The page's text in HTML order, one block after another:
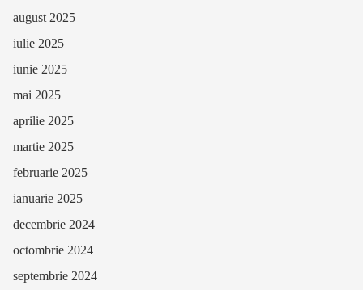
august 2025
iulie 2025
iunie 2025
mai 2025
aprilie 2025
martie 2025
februarie 2025
ianuarie 2025
decembrie 2024
octombrie 2024
septembrie 2024